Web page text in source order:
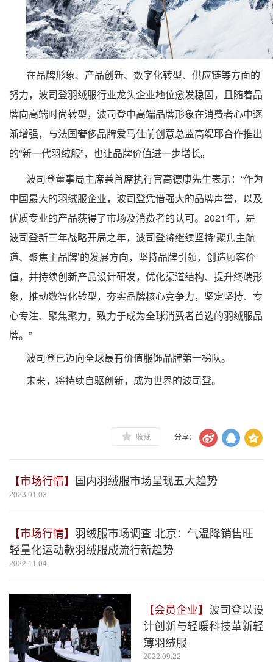
在品牌形象、产品创新、数字化转型、供应链等方面的
努力，波司登羽绒服行业龙头企业地位愈发稳固，且随着品
牌向高端时尚转型，波司登中高端品牌形象在消费者心中逐
渐增强，与法国奢侈品牌爱马仕前创意总监高缇耶合作推出
的“新一代羽绒服”，也让品牌价值进一步增长。
波司登董事局主席兼首席执行官高德康先生表示：“作为
中国最大的羽绒服企业，波司登凭借强大的品牌声誉，以及
优质专业的产品获得了市场及消费者的认可。2021年，是
波司登新三年战略开局之年，波司登将继续坚持‘聚焦主航
道、聚焦主品牌’的发展方向，坚持品牌引领，创造顾客价
值，并持续创新产品设计研发，优化渠道结构、提升终端形
象，推动数智化转型，夯实品牌核心竞争力，坚定坚持、专
心专注、聚焦聚力，致力于成为全球消费者首选的羽绒服品
牌。”
波司登已迈向全球最有价值服饰品牌第一梯队。
未来，将持续自驱创新，成为世界的波司登。
收藏 分享：
【市场行情】 国内羽绒服市场呈现五大趋势
2023.01.03
【市场行情】 羽绒服市场调查 北京：气温降销售旺
轻量化运动款羽绒服成流行新趋势
2022.11.04
【会员企业】 波司登以设
计创新与轻暖科技革新轻
薄羽绒服
2022.09.22